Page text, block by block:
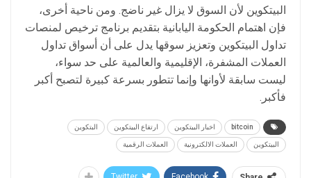
البيتكوين لأن السوق لا يزال غير ناضج. ومن ناحية أخرى،
فإن اهتمام الحكومة اليابانية بتقديم برنامج ترخيص لمنصات
تداول البيتكوين وتعزيز سوقها يدل على أن أسواق تداول
العملات المشفرة، الإقليمية والعالمية على حد سواء،
ليست سابقة لأوانها وإنما تتطور بسرعة كبيرة لتصبح أكبر
فأكبر.
bitcoin اخبار البيتكوين ارتفاع البيتكوين البتكوين
البيتكوين العملات الالكترونية العملات الرقمية